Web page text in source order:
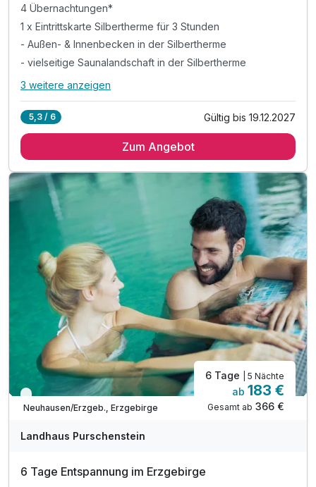
4 Übernachtungen*
1 x Eintrittskarte Silbertherme für 3 Stunden
- Außen- & Innenbecken in der Silbertherme
- vielseitige Saunalandschaft in der Silbertherme
Alle Inklusivleistungen
1 x Eintrittskarte Silbertherme für 3 Stunden
- vielseitige Saunalandschaft in der Silbertherme
& liebevoll gestaltete Ruhebereiche & Liegewiese
inkl. Parkplatz am Hotel
inkl. W-LAN
3 weitere anzeigen
5,3 / 6 Gültig bis 19.12.2027
Zum Angebot
Viele Termine frei
Neuhausen/Erzgeb., Erzgebirge
6 Tage | 5 Nächte
ab 183 €
Gesamt ab 366 €
Landhaus Purschenstein
6 Tage Entspannung im Erzgebirge